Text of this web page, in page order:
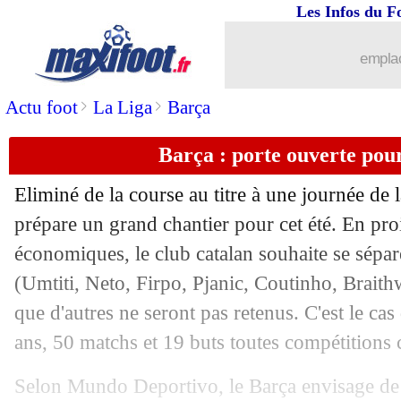
Actu foot> La Liga> Barça
Les Infos du
Barça : porte ouverte
Eliminé de la course au titre à une journée de
prépare un grand chantier pour cet été. En
économiques, le club catalan souhaite se
(Umtiti, Neto, Firpo, Pjanic, Coutinho,
que d'autres ne seront pas retenus. C'est le
ans, 50 matchs et 19 buts toutes compétitions
Selon Mundo Deportivo, le Barça envisage
: Benzema, Di Meco comprend
18/05 Belgique: Witsel sélectionné et ému
: Benzema à l'Euro, L'Equipe
18/05 PSG: la promesse de Draxler
18/05 Tottenham: Martial ciblé pour
18/05 EdF : Riolo commente le cas
18/05 OM: de la concurrence pour Amine
Miami : Matuidi n'exclut pas de faire